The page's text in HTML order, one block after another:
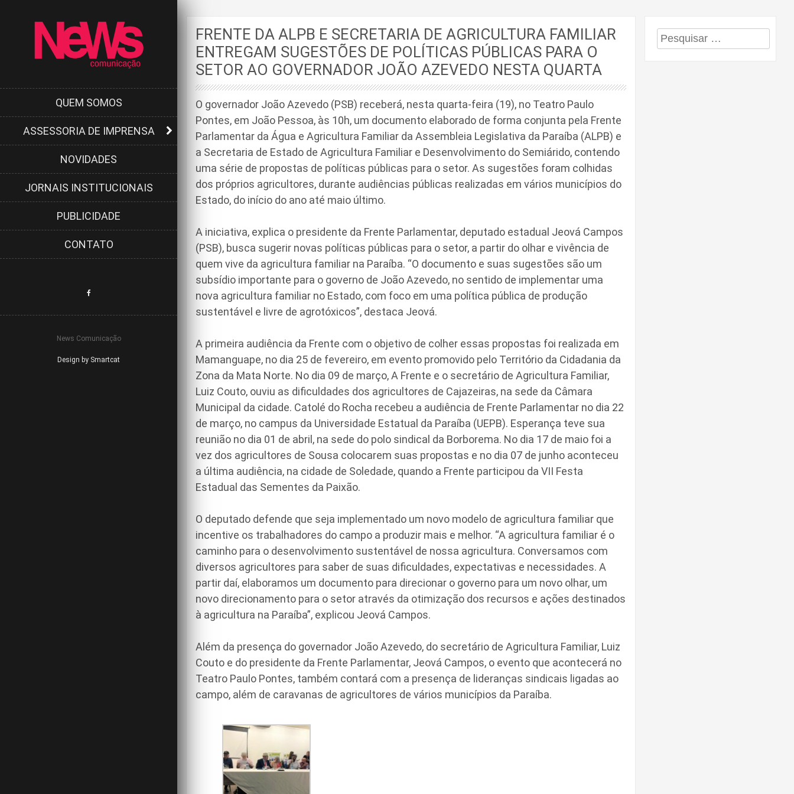
QUEM SOMOS
ASSESSORIA DE IMPRENSA
NOVIDADES
JORNAIS INSTITUCIONAIS
PUBLICIDADE
CONTATO
News Comunicação
Design by Smartcat
FRENTE DA ALPB E SECRETARIA DE AGRICULTURA FAMILIAR
ENTREGAM SUGESTÕES DE POLÍTICAS PÚBLICAS PARA O
SETOR AO GOVERNADOR JOÃO AZEVEDO NESTA QUARTA
O governador João Azevedo (PSB) receberá, nesta quarta-feira (19), no Teatro Paulo
Pontes, em João Pessoa, às 10h, um documento elaborado de forma conjunta pela Frente
Parlamentar da Água e Agricultura Familiar da Assembleia Legislativa da Paraíba (ALPB) e
a Secretaria de Estado de Agricultura Familiar e Desenvolvimento do Semiárido, contendo
uma série de propostas de políticas públicas para o setor. As sugestões foram colhidas
dos próprios agricultores, durante audiências públicas realizadas em vários municípios do
Estado, do início do ano até maio último.
A iniciativa, explica o presidente da Frente Parlamentar, deputado estadual Jeová Campos
(PSB), busca sugerir novas políticas públicas para o setor, a partir do olhar e vivência de
quem vive da agricultura familiar na Paraíba. “O documento e suas sugestões são um
subsídio importante para o governo de João Azevedo, no sentido de implementar uma
nova agricultura familiar no Estado, com foco em uma política pública de produção
sustentável e livre de agrotóxicos”, destaca Jeová.
A primeira audiência da Frente com o objetivo de colher essas propostas foi realizada em
Mamanguape, no dia 25 de fevereiro, em evento promovido pelo Território da Cidadania da
Zona da Mata Norte. No dia 09 de março, A Frente e o secretário de Agricultura Familiar,
Luiz Couto, ouviu as dificuldades dos agricultores de Cajazeiras, na sede da Câmara
Municipal da cidade. Catolé do Rocha recebeu a audiência de Frente Parlamentar no dia 22
de março, no campus da Universidade Estatual da Paraíba (UEPB). Esperança teve sua
reunião no dia 01 de abril, na sede do polo sindical da Borborema. No dia 17 de maio foi a
vez dos agricultores de Sousa colocarem suas propostas e no dia 07 de junho aconteceu
a última audiência, na cidade de Soledade, quando a Frente participou da VII Festa
Estadual das Sementes da Paixão.
O deputado defende que seja implementado um novo modelo de agricultura familiar que
incentive os trabalhadores do campo a produzir mais e melhor. “A agricultura familiar é o
caminho para o desenvolvimento sustentável de nossa agricultura. Conversamos com
diversos agricultores para saber de suas dificuldades, expectativas e necessidades. A
partir daí, elaboramos um documento para direcionar o governo para um novo olhar, um
novo direcionamento para o setor através da otimização dos recursos e ações destinados
à agricultura na Paraíba”, explicou Jeová Campos.
Além da presença do governador João Azevedo, do secretário de Agricultura Familiar, Luiz
Couto e do presidente da Frente Parlamentar, Jeová Campos, o evento que acontecerá no
Teatro Paulo Pontes, também contará com a presença de lideranças sindicais ligadas ao
campo, além de caravanas de agricultores de vários municípios da Paraíba.
Pesquisar
por: